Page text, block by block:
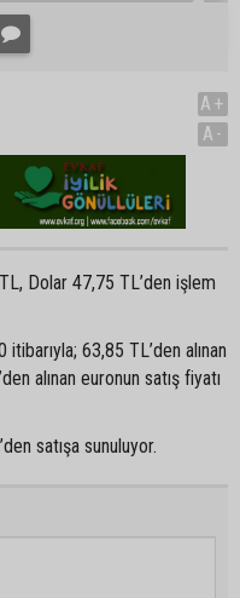
A+
A-
Dolar 47,75 TL’den işlem
63,85 TL’den alınan
alınan euronun satış fiyatı
satışa sunuluyor.